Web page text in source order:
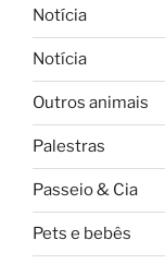
Notícia
Notícia
Outros animais
Palestras
Passeio & Cia
Pets e bebês